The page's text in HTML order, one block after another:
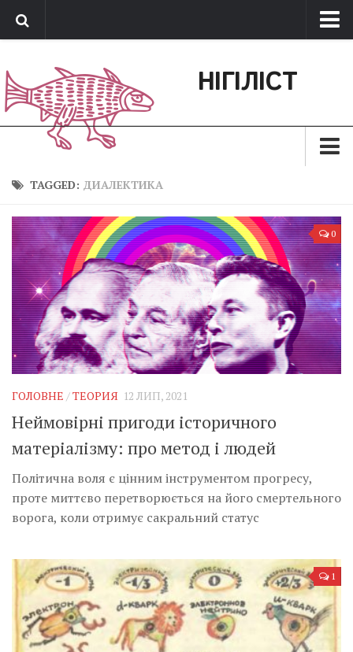
Обратная связь
Поддержать сайт
НІГІЛІСТ
Зараз
Позиція
Дії
Belles lettres
Агітатор
Музика революції
Inter/antinational
TAGGED: ДИАЛЕКТИКА
0
ГОЛОВНЕ /ТЕОРИЯ 12 ЛИП, 2021
Неймовірні пригоди історичного
матеріалізму: про метод і людей
Політична воля є цінним інструментом прогресу,
проте миттєво перетворюється на його смертельного
ворога, коли отримує сакральний статус
1